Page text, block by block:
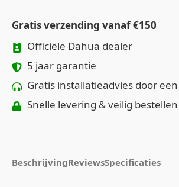
Gratis verzending vanaf €150
Officiële Dahua dealer
5 jaar garantie
Gratis installatieadvies door
Snelle levering & veilig bestellen
BeschrijvingReviewsSpecificaties